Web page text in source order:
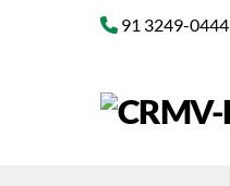
91 3249-0444